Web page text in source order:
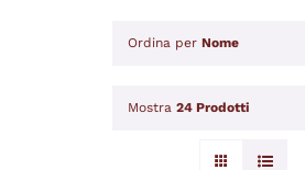
Ordina per Nome
Mostra 24 Prodotti